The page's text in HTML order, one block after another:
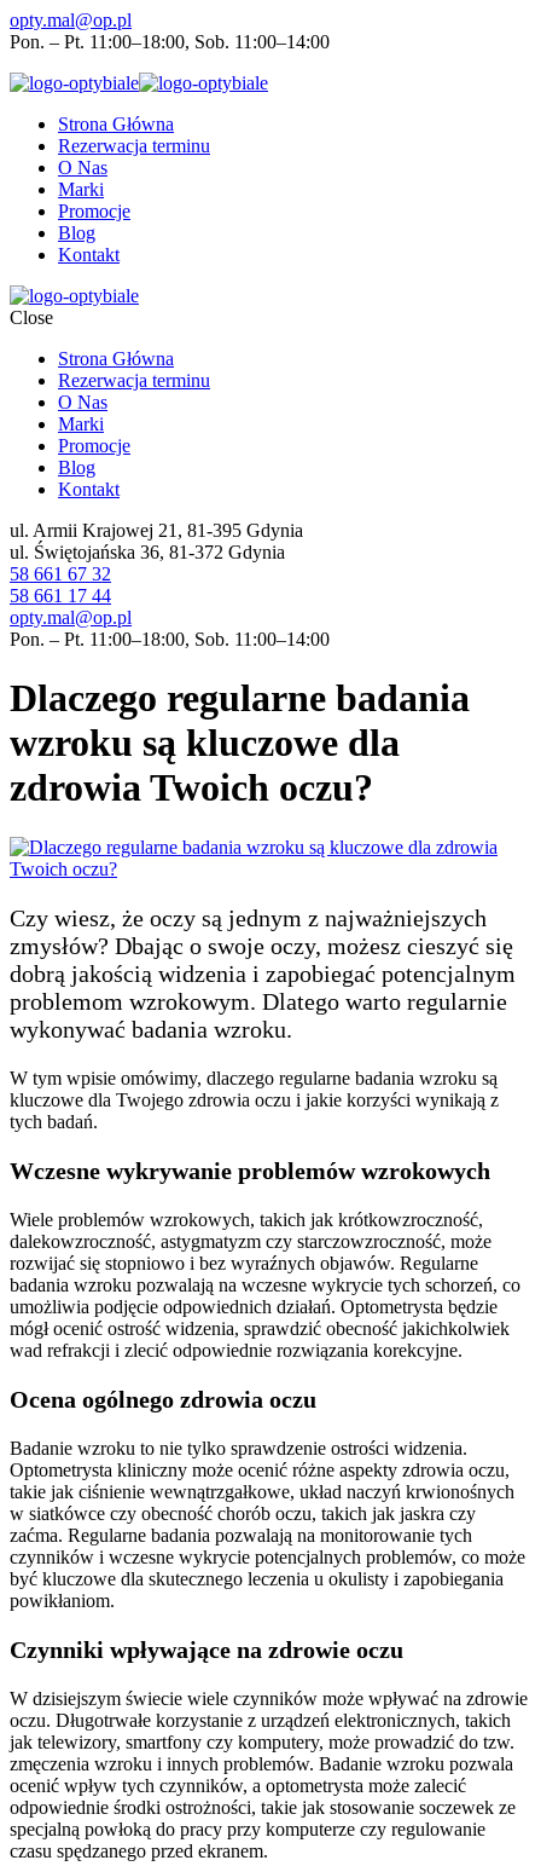
opty.mal@op.pl
Pon. – Pt. 11:00–18:00, Sob. 11:00–14:00
Strona Główna
Rezerwacja terminu
O Nas
Marki
Promocje
Blog
Kontakt
Close
Strona Główna
Rezerwacja terminu
O Nas
Marki
Promocje
Blog
Kontakt
ul. Armii Krajowej 21, 81-395 Gdynia
ul. Świętojańska 36, 81-372 Gdynia
58 661 67 32
58 661 17 44
opty.mal@op.pl
Pon. – Pt. 11:00–18:00, Sob. 11:00–14:00
Dlaczego regularne badania
wzroku są kluczowe dla
zdrowia Twoich oczu?
Czy wiesz, że oczy są jednym z najważniejszych
zmysłów? Dbając o swoje oczy, możesz cieszyć się
dobrą jakością widzenia i zapobiegać potencjalnym
problemom wzrokowym. Dlatego warto regularnie
wykonywać badania wzroku.
W tym wpisie omówimy, dlaczego regularne badania wzroku są
kluczowe dla Twojego zdrowia oczu i jakie korzyści wynikają z
tych badań.
Wczesne wykrywanie problemów wzrokowych
Wiele problemów wzrokowych, takich jak krótkowzroczność,
dalekowzroczność, astygmatyzm czy starczowzroczność, może
rozwijać się stopniowo i bez wyraźnych objawów. Regularne
badania wzroku pozwalają na wczesne wykrycie tych schorzeń, co
umożliwia podjęcie odpowiednich działań. Optometrysta będzie
mógł ocenić ostrość widzenia, sprawdzić obecność jakichkolwiek
wad refrakcji i zlecić odpowiednie rozwiązania korekcyjne.
Ocena ogólnego zdrowia oczu
Badanie wzroku to nie tylko sprawdzenie ostrości widzenia.
Optometrysta kliniczny może ocenić różne aspekty zdrowia oczu,
takie jak ciśnienie wewnątrzgałkowe, układ naczyń krwionośnych
w siatkówce czy obecność chorób oczu, takich jak jaskra czy
zaćma. Regularne badania pozwalają na monitorowanie tych
czynników i wczesne wykrycie potencjalnych problemów, co może
być kluczowe dla skutecznego leczenia u okulisty i zapobiegania
powikłaniom.
Czynniki wpływające na zdrowie oczu
W dzisiejszym świecie wiele czynników może wpływać na zdrowie
oczu. Długotrwałe korzystanie z urządzeń elektronicznych, takich
jak telewizory, smartfony czy komputery, może prowadzić do tzw.
zmęczenia wzroku i innych problemów. Badanie wzroku pozwala
ocenić wpływ tych czynników, a optometrysta może zalecić
odpowiednie środki ostrożności, takie jak stosowanie soczewek ze
specjalną powłoką do pracy przy komputerze czy regulowanie
czasu spędzanego przed ekranem.